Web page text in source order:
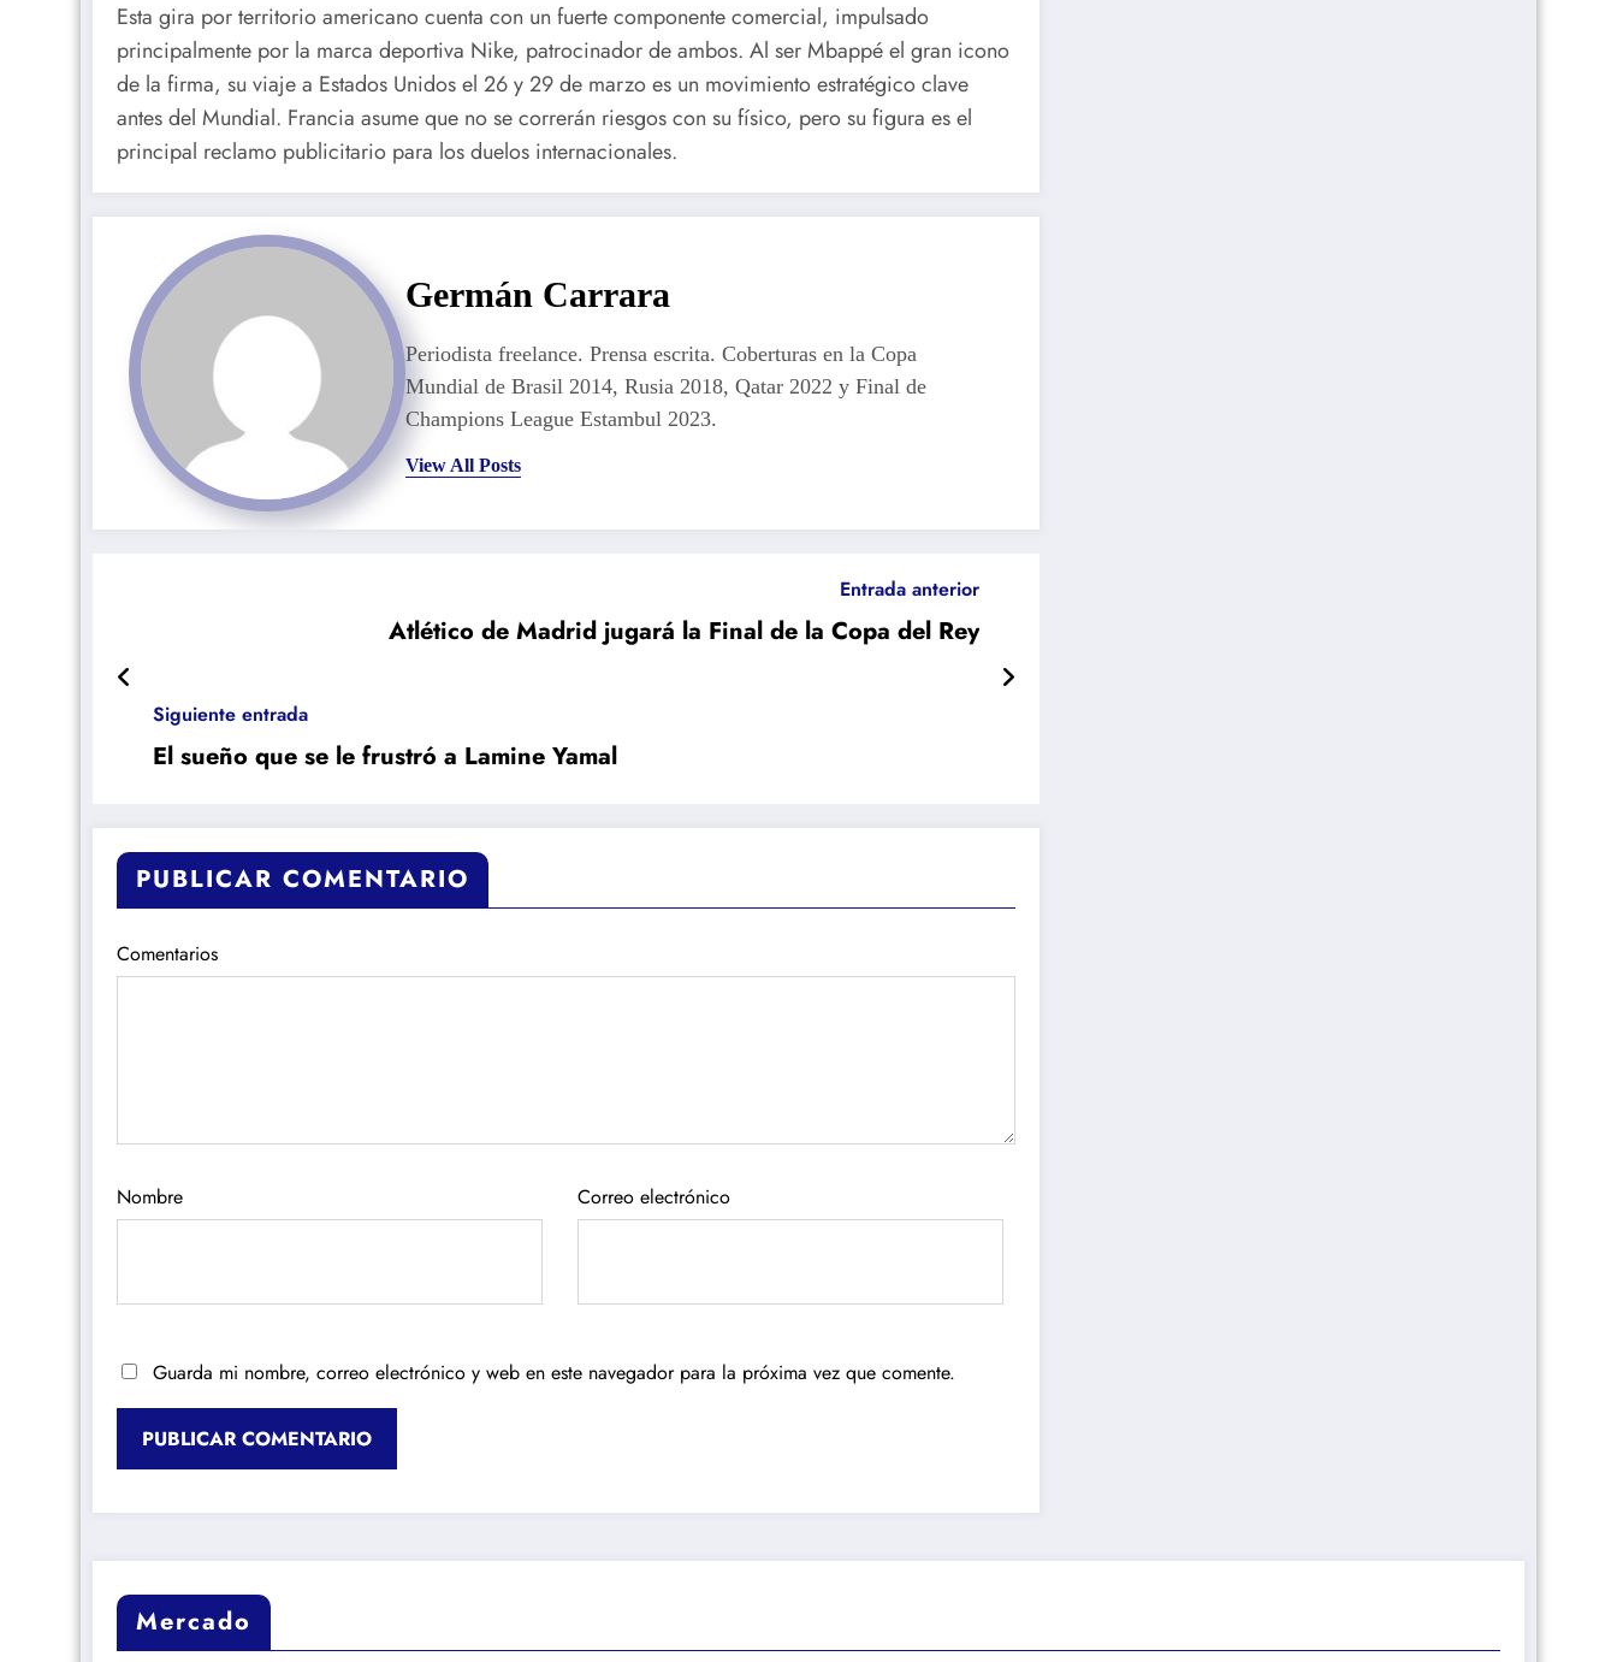
Esta gira por territorio americano cuenta con un fuerte componente comercial, impulsado
principalmente por la marca deportiva Nike, patrocinador de ambos. Al ser Mbappé el gran icono
de la firma, su viaje a Estados Unidos el 26 y 29 de marzo es un movimiento estratégico clave
antes del Mundial. Francia asume que no se correrán riesgos con su físico, pero su figura es el
principal reclamo publicitario para los duelos internacionales.
Germán Carrara
Periodista freelance. Prensa escrita. Coberturas en la Copa
Mundial de Brasil 2014, Rusia 2018, Qatar 2022 y Final de
Champions League Estambul 2023.
View All Posts
Entrada anterior
Atlético de Madrid jugará la Final de la Copa del Rey
Siguiente entrada
El sueño que se le frustró a Lamine Yamal
PUBLICAR COMENTARIO
Comentarios
Nombre Correo electrónico
Guarda mi nombre, correo electrónico y web en este navegador para la próxima vez que comente.
Mercado